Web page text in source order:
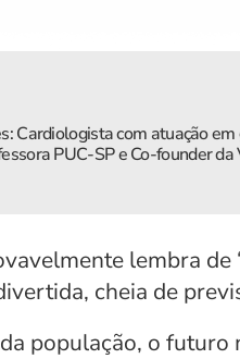
Cardiologista com atuação
PUC-SP e Co-founder
lembra
cheia de
população, o